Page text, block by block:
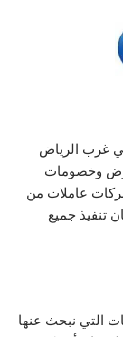
غرب الرياض
وخصومات
عاملات من
تنفيذ جميع
التي نبحث عنها